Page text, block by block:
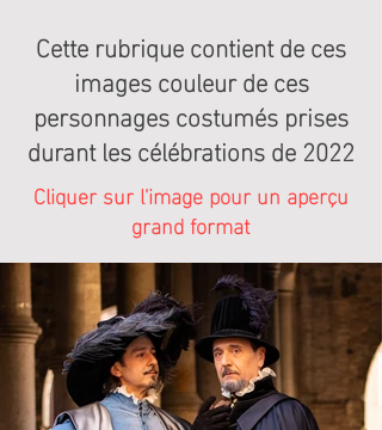
Cette rubrique contient de ces
images couleur de ces
personnages costumés prises
durant les célébrations de 2022
Cliquer sur l'image pour un aperçu
grand format